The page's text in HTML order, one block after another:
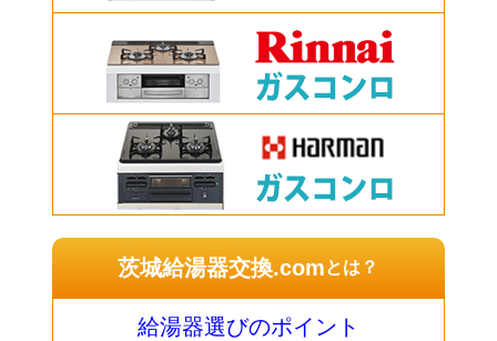
茨城給湯器交換.comとは？
給湯器選びのポイント